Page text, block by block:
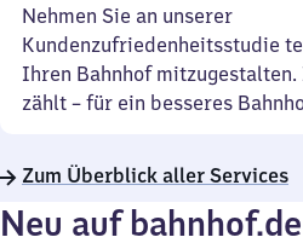
Nehmen Sie an unserer
Kundenzufriedenheitsstudie
Ihren Bahnhof mitzugestalten.
zählt – für ein besseres
Zum Überblick aller Services
Neu auf bahnhof.de